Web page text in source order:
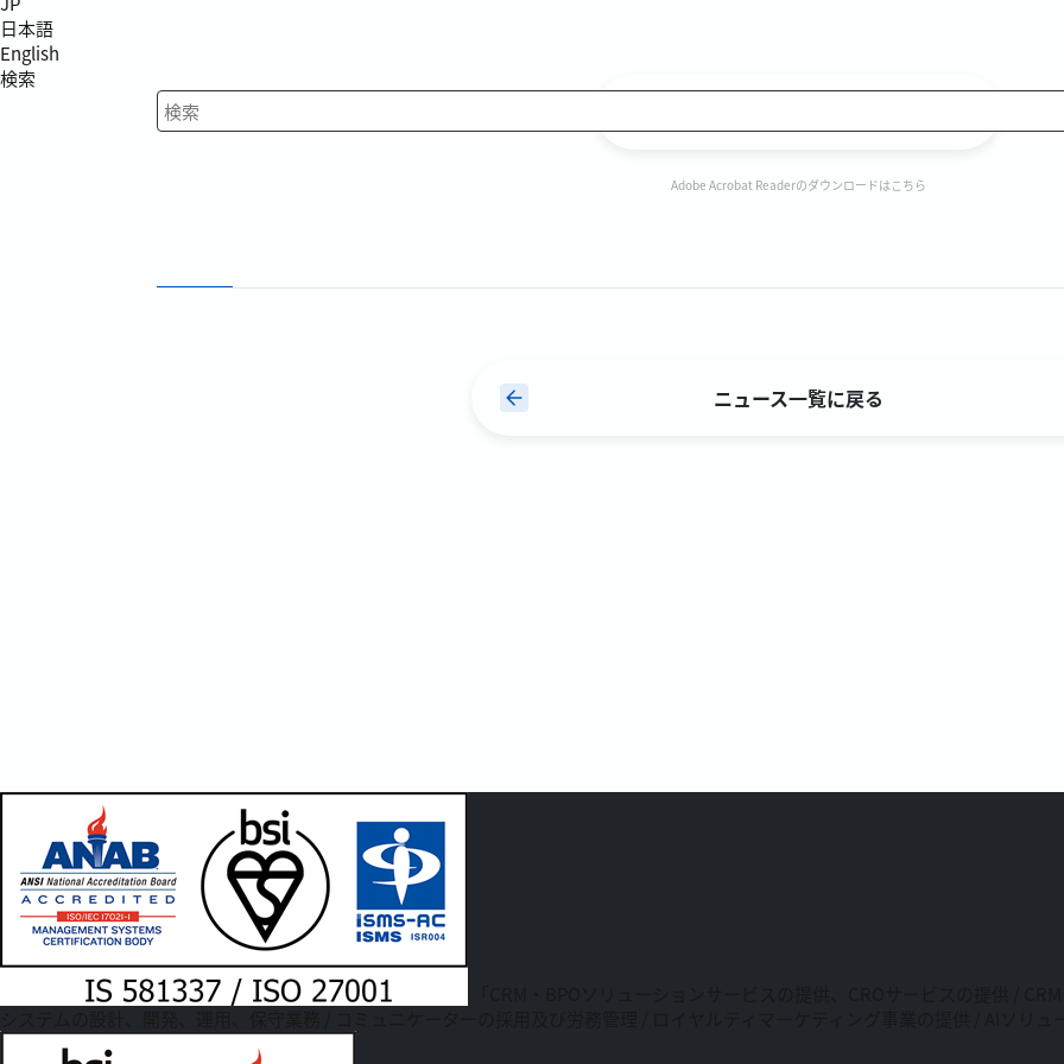
日本語
English
検索
検索キーワード入力
Adobe Acrobat Readerのダウンロードはこちら
ニュース一覧に戻る